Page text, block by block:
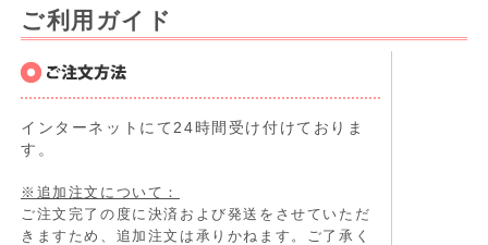
ご利用ガイド
インターネットにて24時間受け付けておりま
す。
※追加注文について：
ご注文完了の度に決済および発送をさせていただ
きますため、追加注文は承りかねます。ご了承く